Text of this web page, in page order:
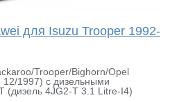
для Isuzu Trooper 1992-
Trooper/Bighorn/Opel
1997) с дизельными
(дизель 4JG2-T 3.1 Litre-I4)